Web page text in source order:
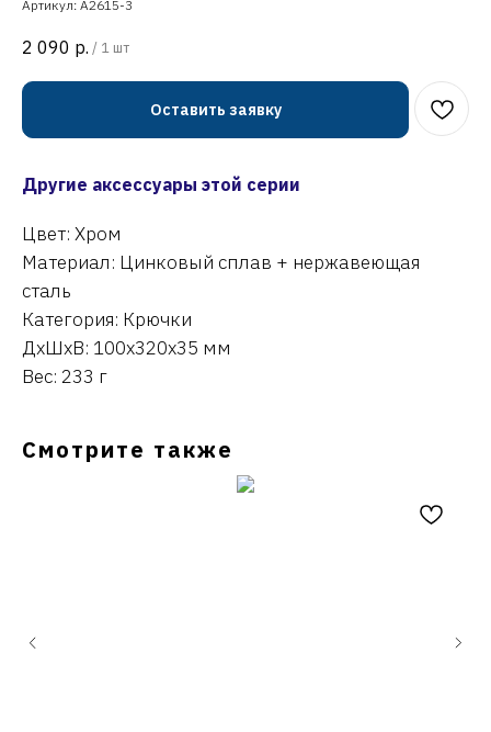
Артикул: A2615-3
2 090 р. / 1 шт
Оставить заявку
Другие аксессуары этой серии
Цвет: Хром
Материал: Цинковый сплав + нержавеющая
сталь
Категория: Крючки
ДxШxВ: 100x320x35 мм
Вес: 233 г
Смотрите также